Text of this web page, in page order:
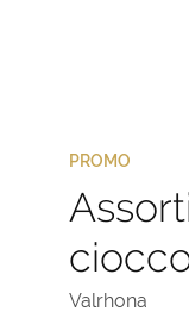
PROMO
Valrhona